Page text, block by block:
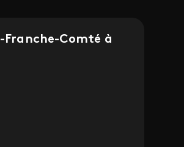
Franche-Comté à